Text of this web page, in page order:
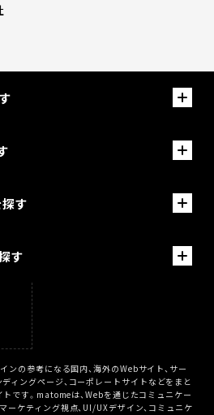
す
す
ンの参考になる国内、海外のWebサイト、サー
ディングページ、コーポレートサイトなどをまと
です。matomeは、Webを通じたコミュニケー
ーケティング視点、UI/UXデザイン、コミュニケ